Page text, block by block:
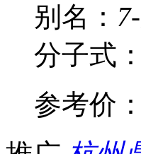
别名：
分子式：
参考价：